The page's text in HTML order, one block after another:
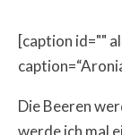
[caption id=""
Die Beeren
werde ich mal